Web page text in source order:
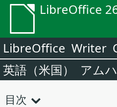
LibreOffice
LibreOffice Writer
英語（米国）
アム
目次